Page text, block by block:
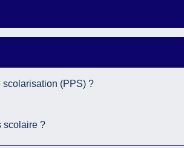
scolarisation (PPS) ?
scolaire ?